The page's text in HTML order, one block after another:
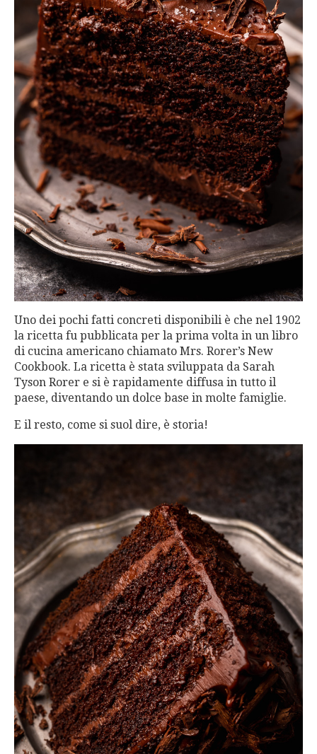
Uno dei pochi fatti concreti disponibili è che nel 1902
la ricetta fu pubblicata per la prima volta in un libro
di cucina americano chiamato Mrs. Rorer’s New
Cookbook. La ricetta è stata sviluppata da Sarah
Tyson Rorer e si è rapidamente diffusa in tutto il
paese, diventando un dolce base in molte famiglie.
E il resto, come si suol dire, è storia!